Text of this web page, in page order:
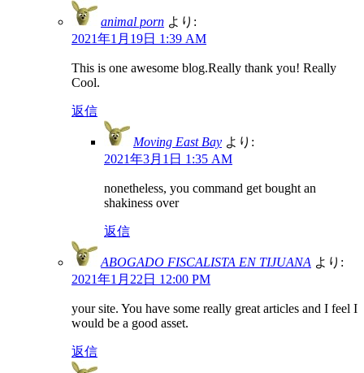
animal porn より:
2021年1月19日 1:39 AM
This is one awesome blog.Really thank you! Really
Cool.
返信
Moving East Bay より:
2021年3月1日 1:35 AM
nonetheless, you command get bought an
shakiness over
返信
ABOGADO FISCALISTA EN TIJUANA より:
2021年1月22日 12:00 PM
your site. You have some really great articles and I feel I
would be a good asset.
返信